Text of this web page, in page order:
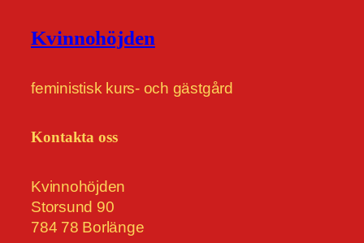
Kvinnohöjden
feministisk kurs- och gästgård
Kontakta oss
Kvinnohöjden
Storsund 90
784 78 Borlänge